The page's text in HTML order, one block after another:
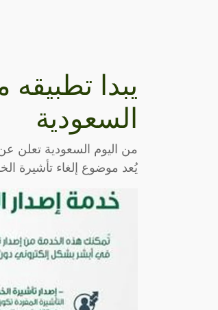
يبدا
السعودية
من اليوم السعودية تعلن
يُعد موضوع إلغاء تأشيرة